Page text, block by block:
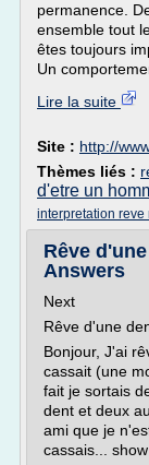
permanence.
ensemble tout
êtes toujours
Un
Lire la suite
Site : http://
Thèmes liés :
d'etre un
interpretation reve
Rêve
Answers
Next
Rêve d'une
Bonjour, J'ai
cassait (une
fait je sortais
dent et deux
ami que je
cassais...